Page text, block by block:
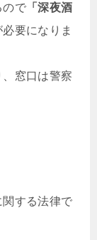
ので 「深夜酒
要になりま
窓口は警察
する法律で